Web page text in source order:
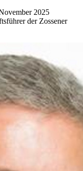
2025
der Zossener